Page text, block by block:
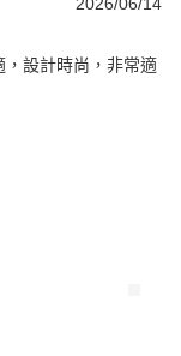
，設計時尚，非常適